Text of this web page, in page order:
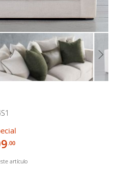
.00
artículo